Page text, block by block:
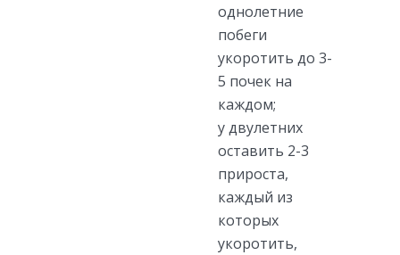
однолетние
побеги
укоротить до 3-
5 почек на
каждом;
у двулетних
оставить 2-3
прироста,
каждый из
которых
укоротить,